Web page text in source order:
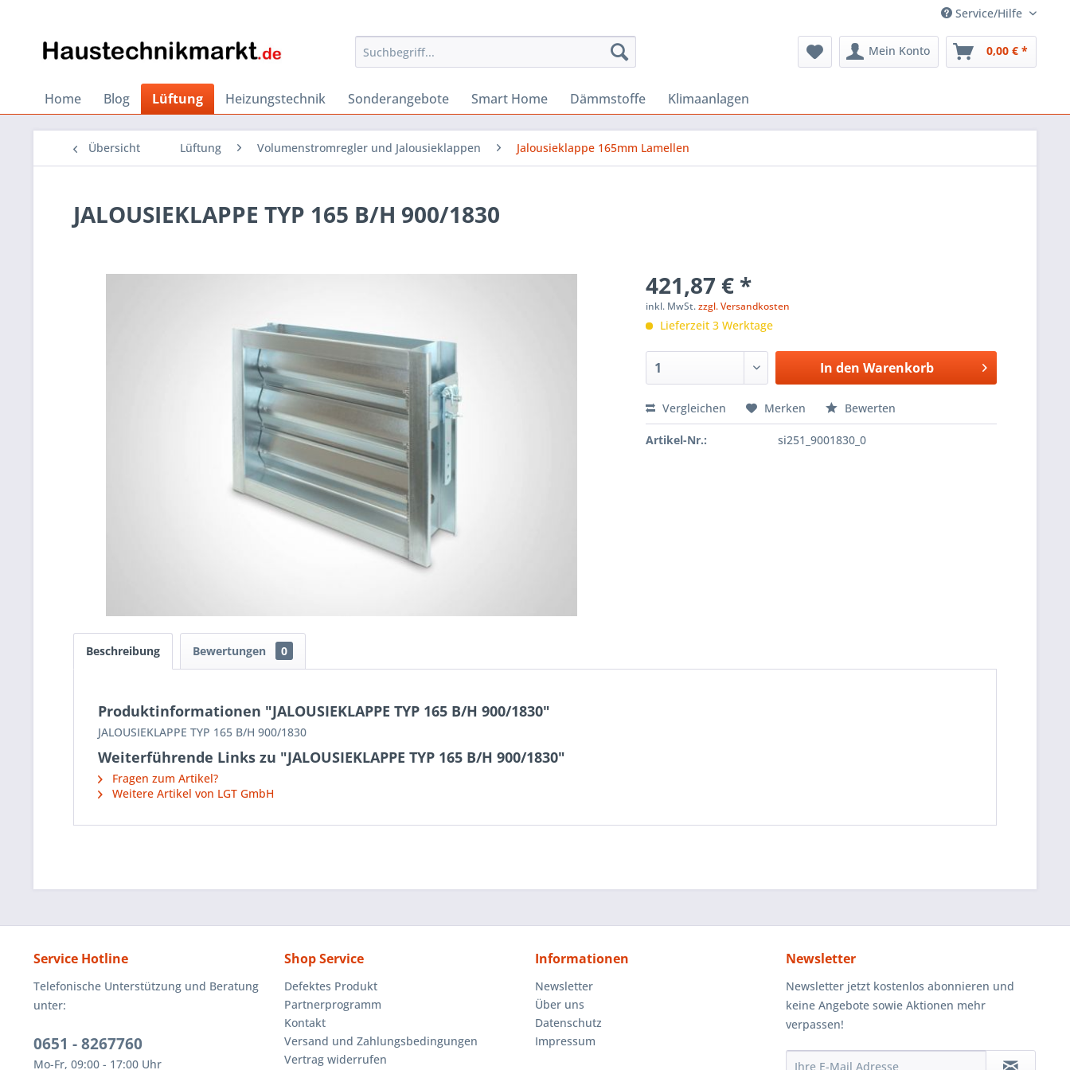
Service/Hilfe
Mein Konto 0,00 € *
Home Blog Lüftung Heizungstechnik Sonderangebote Smart Home Dämmstoffe Klimaanlagen
Übersicht Lüftung Volumenstromregler und Jalousieklappen Jalousieklappe 165mm Lamellen
JALOUSIEKLAPPE TYP 165 B/H 900/1830
421,87 € *
inkl. MwSt.zzgl. Versandkosten
Lieferzeit 3 Werktage
In den Warenkorb
Vergleichen Merken Bewerten
Artikel-Nr.: si251_9001830_0
Beschreibung Bewertungen 0
Produktinformationen "JALOUSIEKLAPPE TYP 165 B/H 900/1830"
JALOUSIEKLAPPE TYP 165 B/H 900/1830
Weiterführende Links zu "JALOUSIEKLAPPE TYP 165 B/H 900/1830"
Fragen zum Artikel?
Weitere Artikel von LGT GmbH
Service Hotline
Telefonische Unterstützung und Beratung
unter:
0651 - 8267760
Mo-Fr, 09:00 - 17:00 Uhr
Shop Service
Defektes Produkt
Partnerprogramm
Kontakt
Versand und Zahlungsbedingungen
Vertrag widerrufen
Informationen
Newsletter
Über uns
Datenschutz
Impressum
Newsletter
Newsletter jetzt kostenlos abonnieren und
keine Angebote sowie Aktionen mehr
verpassen!